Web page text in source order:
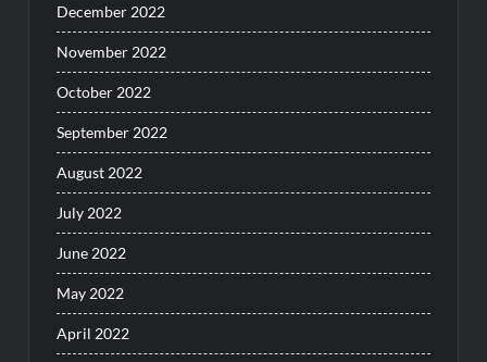
December 2022
November 2022
October 2022
September 2022
August 2022
July 2022
June 2022
May 2022
April 2022